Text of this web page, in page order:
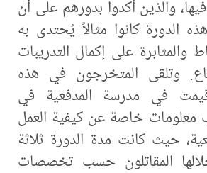
والذين أكدوا بدورهم على أن
الدورة كانوا مثالاً يُحتدى به
والمثابرة على إكمال التدريبات
وتلقى المتخرجون في هذه
في مدرسة المدفعية في
معلومات خاصة عن كيفية العمل
حيث كانت مدة الدورة ثلاثة
المقاتلون حسب تخصصات